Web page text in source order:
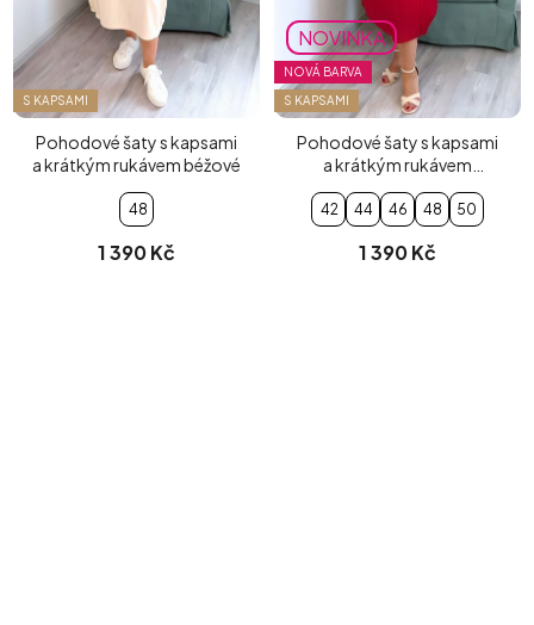
S KAPSAMI
Pohodové šaty s kapsami
a krátkým rukávem béžové
48
1 390 Kč
NOVINKA
NOVÁ BARVA
S KAPSAMI
Pohodové šaty s kapsami
a krátkým rukávem
červené
42 44 46 48 50
1 390 Kč